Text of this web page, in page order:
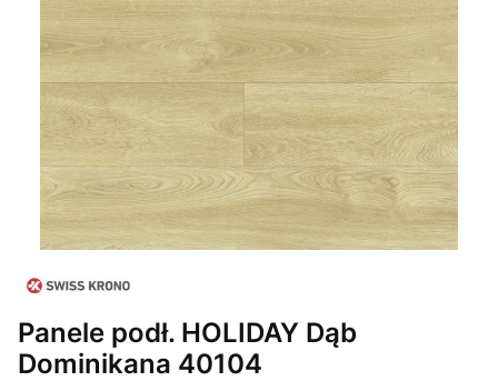
Panele podł. HOLIDAY Dąb
Dominikana 40104